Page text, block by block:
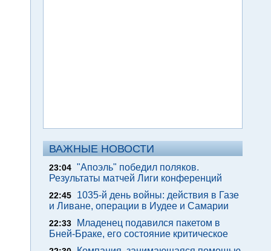
ВАЖНЫЕ НОВОСТИ
23:04 "Апоэль" победил поляков.
Результаты матчей Лиги конференций
22:45
1035-й день войны: действия в Газе
и Ливане, операции в Иудее и Самарии
22:33
Младенец подавился пакетом в
Бней-Браке, его состояние критическое